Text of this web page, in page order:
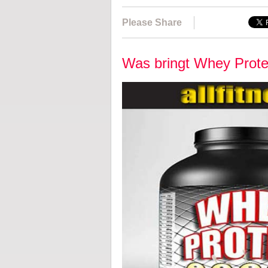
Please Share
Was bringt Whey